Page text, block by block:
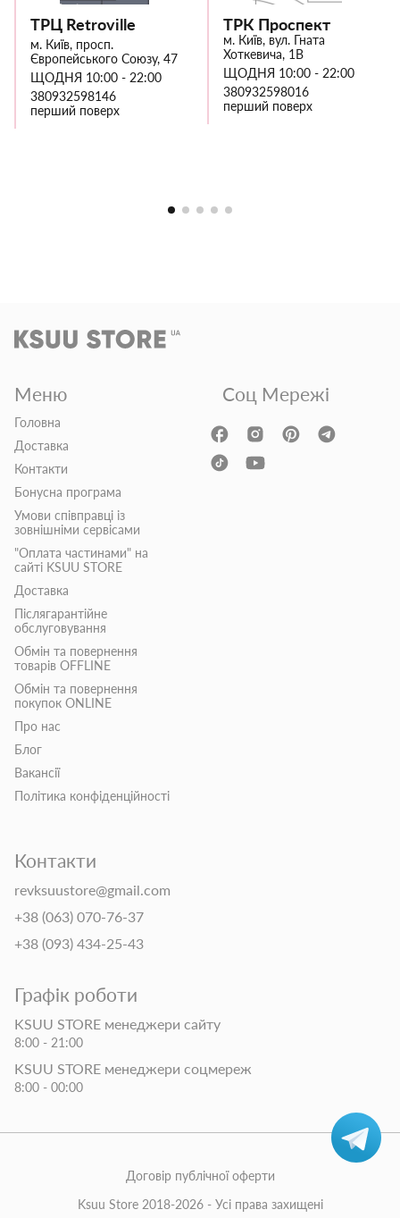
ТРЦ Retroville
м. Київ, просп.
Європейського Союзу, 47
ЩОДНЯ 10:00 - 22:00
380932598146
перший поверх
ТРК Проспект
м. Київ, вул. Гната
Хоткевича, 1В
ЩОДНЯ 10:00 - 22:00
380932598016
перший поверх
Меню
Головна
Доставка
Контакти
Бонусна програма
Умови співправці із
зовнішніми сервісами
"Оплата частинами" на
сайті KSUU STORE
Доставка
Післягарантійне
обслуговування
Обмін та повернення
товарів OFFLINE
Обмін та повернення
покупок ONLINE
Про нас
Блог
Вакансії
Політика конфіденційності
Контакти
revksuustore@gmail.com
+38 (063) 070-76-37
+38 (093) 434-25-43
Графік роботи
KSUU STORE менеджери сайту
8:00 - 21:00
KSUU STORE менеджери соцмереж
8:00 - 00:00
Соц Мережі
Ksuu Store 2018-2026 - Усі права захищені
Договір публічної оферти